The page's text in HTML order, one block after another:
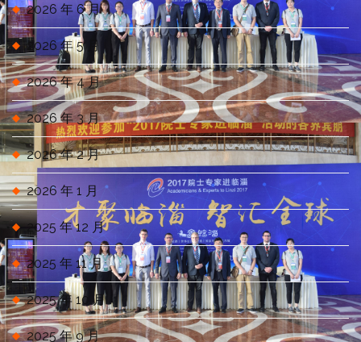
2026 年 6 月
2026 年 5 月
2026 年 4 月
2026 年 3 月
2026 年 2 月
2026 年 1 月
2025 年 12 月
2025 年 11 月
2025 年 10 月
2025 年 9 月